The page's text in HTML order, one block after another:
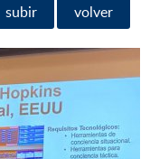
subir volver